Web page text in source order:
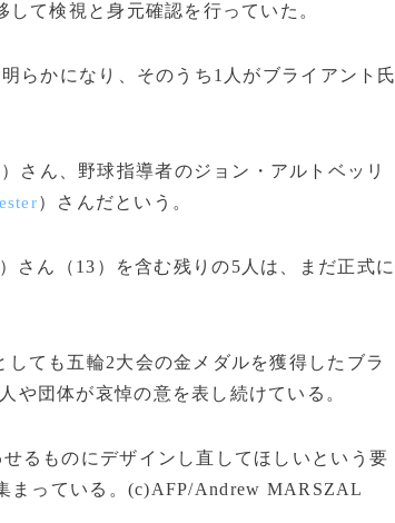
て検視と身元確認を行っていた。
らかになり、そのうち1人がブライアント氏
）さん、野球指導者のジョン・アルトベッリ
）さんだという。
）さん（13）を含む残りの5人は、まだ正式に
ても五輪2大会の金メダルを獲得したブラ
や団体が哀悼の意を表し続けている。
るものにデザインし直してほしいという要
まっている。(c)AFP/Andrew MARSZAL